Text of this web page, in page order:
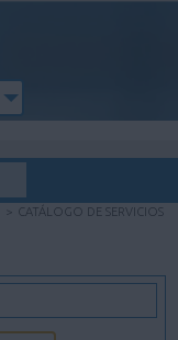
> CATÁLOGO DE SERVICIOS